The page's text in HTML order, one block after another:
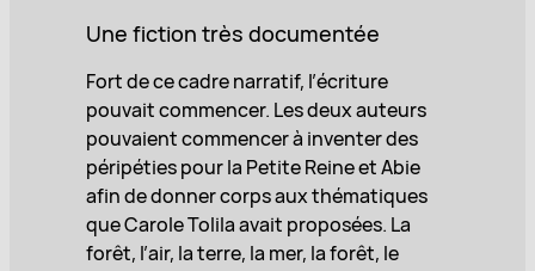
Une fiction très documentée
Fort de ce cadre narratif, l’écriture
pouvait commencer. Les deux auteurs
pouvaient commencer à inventer des
péripéties pour la Petite Reine et Abie
afin de donner corps aux thématiques
que Carole Tolila avait proposées. La
forêt, l’air, la terre, la mer, la forêt, le